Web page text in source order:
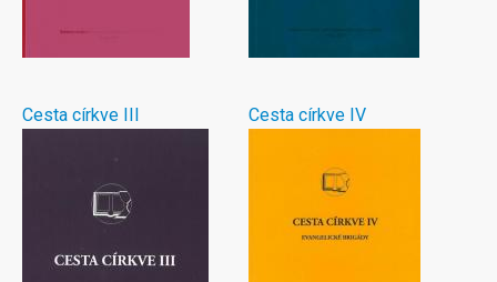
Cesta církve III Cesta církve IV